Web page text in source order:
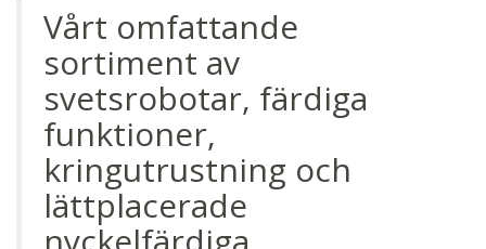
Vårt omfattande
sortiment av
svetsrobotar, färdiga
funktioner,
kringutrustning och
lättplacerade